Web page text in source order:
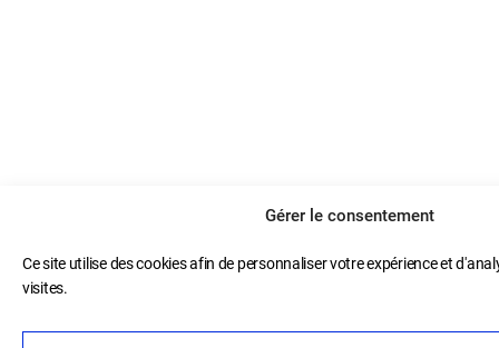
Gérer le consentement
Ce site utilise des cookies afin de personnaliser votre expérience et
visites.